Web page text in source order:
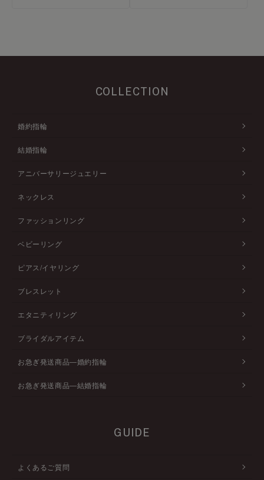
COLLECTION
婚約指輪
結婚指輪
アニバーサリージュエリー
ネックレス
ファッションリング
ベビーリング
ピアス/イヤリング
ブレスレット
エタニティリング
ブライダルアイテム
お急ぎ発送商品―婚約指輪
お急ぎ発送商品―結婚指輪
GUIDE
よくあるご質問